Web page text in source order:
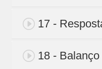
17 -
18 -